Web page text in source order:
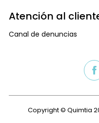
Atención al
Canal de denuncias
Copyright © Quimtia